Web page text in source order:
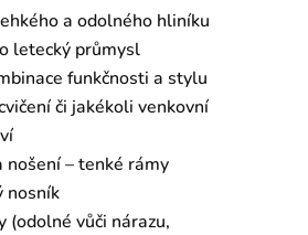
a odolného hliníku
letecký průmysl
funkčnosti a stylu
či jakékoli venkovní
nošení – tenké rámy
nosník
(odolné vůči nárazu,